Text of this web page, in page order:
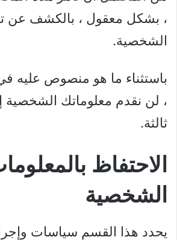
، بشكل معقول ، بالكشف عن
الشخصية.
باستثناء ما هو منصوص عليه
، لن نقدم معلوماتك
ثالثة.
الاحتفاظ
الشخصية
يحدد هذا القسم سياسات